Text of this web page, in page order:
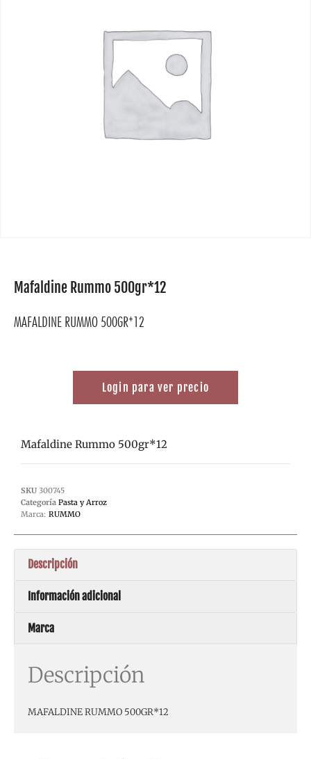
Mafaldine Rummo 500gr*12
MAFALDINE RUMMO 500GR*12
Login para ver precio
Mafaldine Rummo 500gr*12
SKU 300745
Categoría Pasta y Arroz
Marca: RUMMO
Descripción
Información adicional
Marca
Descripción
MAFALDINE RUMMO 500GR*12